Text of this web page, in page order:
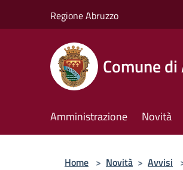
Regione Abruzzo
Comune
Amministrazione Novità
Home > Novità > Avvisi